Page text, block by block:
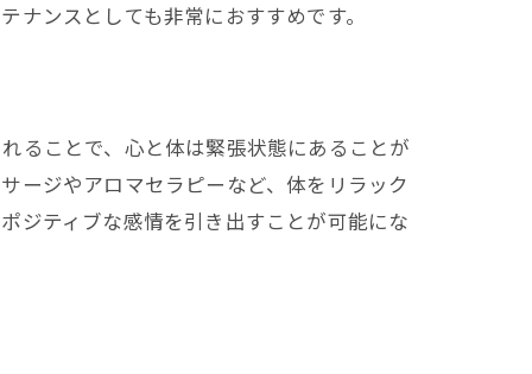
ンスとしても非常におすすめです。
ることで、心と体は緊張状態にあることが
ージやアロマセラピーなど、体をリラック
ジティブな感情を引き出すことが可能にな